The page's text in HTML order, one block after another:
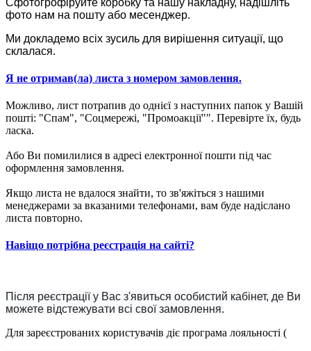
фото нам на пошту або месенджер.
Ми докладемо всіх зусиль для вирішення ситуації, що
склалася.
Я не отримав(ла) листа з номером замовлення.
Можливо, лист потрапив до однієї з наступних папок у Вашій
пошті: "Спам", "Соцмережі, "Промоакції"". Перевірте їх, будь
ласка.
Або Ви помилилися в адресі електронної пошти під час
оформлення замовлення.
Якщо листа не вдалося знайти, то зв'яжіться з нашими
менеджерами за вказаними телефонами, вам буде надіслано
листа повторно.
Навіщо потрібна реєстрація на сайті?
Після реєстрації у Вас з'явиться особистий кабінет, де Ви
можете відстежувати всі свої замовлення.
Для зареєстрованих користувачів діє програма лояльності (